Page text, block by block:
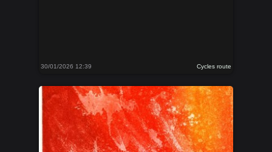
30/01/2026 12:39 Cycles route